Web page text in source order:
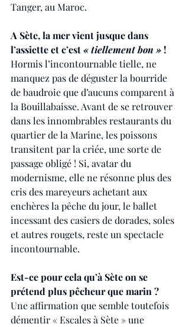
Tanger, au Maroc.
A Sète, la mer vient jusque dans
l’assiette et c’est « tiellement bon » !
Hormis l’incontournable tielle, ne
manquez pas de déguster la bourride
de baudroie que d’aucuns comparent à
la Bouillabaisse. Avant de se retrouver
dans les innombrables restaurants du
quartier de la Marine, les poissons
transitent par la criée, une sorte de
passage obligé ! Si, avatar du
modernisme, elle ne résonne plus des
cris des mareyeurs achetant aux
enchères la pêche du jour, le ballet
incessant des casiers de dorades, soles
et autres rougets, reste un spectacle
incontournable.
Est-ce pour cela qu’à Sète on se
prétend plus pêcheur que marin ?
Une affirmation que semble toutefois
démentir « Escales à Sète » une